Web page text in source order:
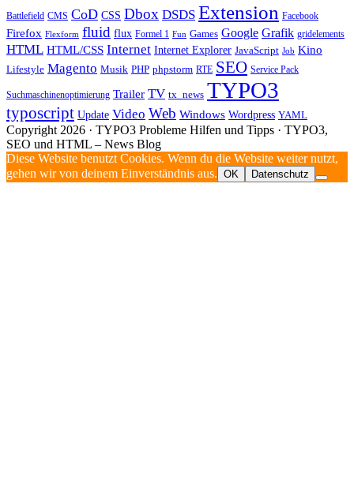
Battlefield CMS CoD CSS Dbox DSDS Extension Facebook
Firefox Flexform fluid flux Formel 1 Fun Games Google Grafik gridelements
HTML HTML/CSS Internet Internet Explorer JavaScript Job Kino
Lifestyle Magento Musik PHP phpstorm RTE SEO Service Pack
Suchmaschinenoptimierung Trailer TV tx_news TYPO3
typoscript Update Video Web Windows Wordpress YAML
Copyright 2026 · TYPO3 Probleme Hilfen und Tipps · TYPO3,
SEO und HTML – News Blog
Diese Website benutzt Cookies. Wenn du die Website weiter nutzt,
gehen wir von deinem Einverständnis aus. OK Datenschutz